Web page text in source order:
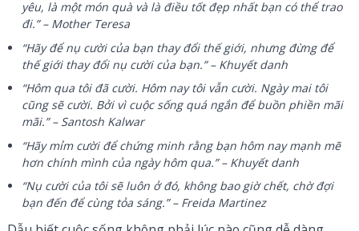
yêu, là một món quà và là điều tốt đẹp nhất bạn có thể trao
đi.” – Mother Teresa
“Hãy để nụ cười của bạn thay đổi thế giới, nhưng đừng để
thế giới thay đổi nụ cười của bạn.” – Khuyết danh
“Hôm qua tôi đã cười. Hôm nay tôi vẫn cười. Ngày mai tôi
cũng sẽ cười. Bởi vì cuộc sống quá ngắn để buồn phiền mãi
mãi.” – Santosh Kalwar
“Hãy mỉm cười để chứng minh rằng bạn hôm nay mạnh mẽ
hơn chính mình của ngày hôm qua.” – Khuyết danh
“Nụ cười của tôi sẽ luôn ở đó, không bao giờ chết, chờ đợi
bạn đến để cùng tỏa sáng.” – Freida Martinez